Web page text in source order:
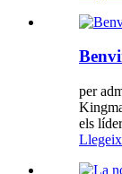
per
els